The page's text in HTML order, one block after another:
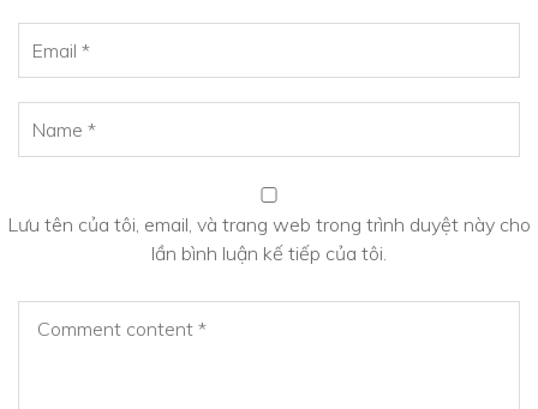
Lưu tên của tôi, email, và trang web trong trình duyệt này cho
lần bình luận kế tiếp của tôi.